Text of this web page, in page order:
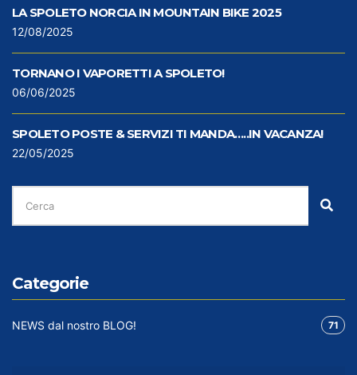
LA SPOLETO NORCIA IN MOUNTAIN BIKE 2025
12/08/2025
TORNANO I VAPORETTI A SPOLETO!
06/06/2025
SPOLETO POSTE & SERVIZI TI MANDA…..IN VACANZA!
22/05/2025
CERCA
PER:
Categorie
NEWS dal nostro BLOG! 71